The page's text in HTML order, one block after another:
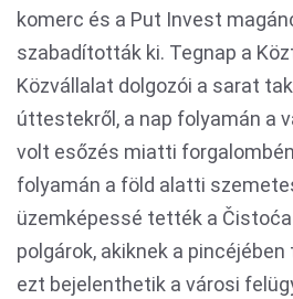
komerc és a Put Invest
szabadították ki. Tegnap a
Közvállalat dolgozói a sarat
úttestekről, a nap folyamán a
volt esőzés miatti
folyamán a föld alatti
üzemképessé tették a Čistoća
polgárok, akiknek a pincéjében
ezt bejelenthetik a városi